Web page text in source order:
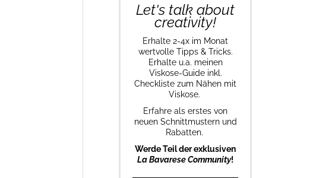
Let's talk about
creativity!
Erhalte 2-4x im Monat
wertvolle Tipps & Tricks.
Erhalte u.a. meinen
Viskose-Guide inkl.
Checkliste zum Nähen mit
Viskose.
Erfahre als erstes von
neuen Schnittmustern und
Rabatten.
Werde Teil der exklusiven
La Bavarese Community!